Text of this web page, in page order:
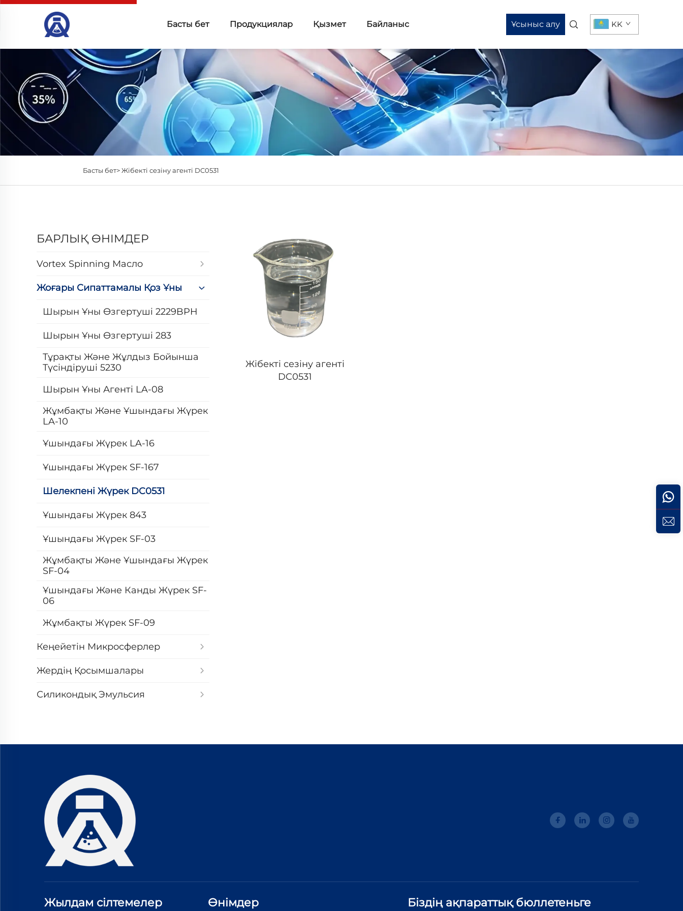
Басты бет Продукциялар Қызмет Байланыс Ұсыныс алу KK
Басты бет>Жібекті сезіну агенті DC0531
БАРЛЫҚ ӨНІМДЕР
Vortex Spinning Масло
Жоғары Сипаттамалы Қоз Ұны
Шырын Ұны Өзгертуші 2229BPH
Шырын Ұны Өзгертуші 283
Тұрақты Және Жұлдыз Бойынша
Түсіндіруші 5230
Шырын Ұны Агенті LA-08
Жұмбақты Және Ұшындағы Жүрек
LA-10
Ұшындағы Жүрек LA-16
Ұшындағы Жүрек SF-167
Шелекпені Жүрек DC0531
Ұшындағы Жүрек 843
Ұшындағы Жүрек SF-03
Жұмбақты Және Ұшындағы Жүрек
SF-04
Ұшындағы Және Канды Жүрек SF-
06
Жұмбақты Жүрек SF-09
Кеңейетін Микросферлер
Жердің Қосымшалары
Силикондық Эмульсия
Жібекті сезіну агенті
DC0531
Жылдам сілтемелер Өнімдер
Біздің ақпараттық бюллетеньге